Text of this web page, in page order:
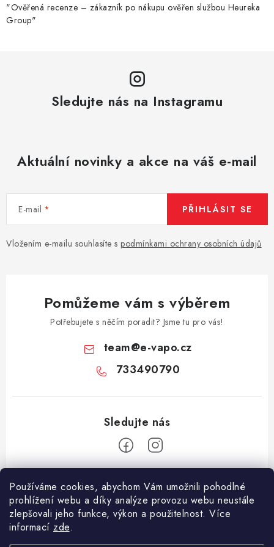
Používáme cookies, abychom Vám umožnili pohodlné
prohlížení webu a díky analýze provozu webu neustále
zlepšovali jeho funkce, výkon a použitelnost. Více
informací zde.
"Ověřená recenze – zákazník po nákupu ověřen službou Heureka
Group"
Sledujte nás na Instagramu
Aktuální novinky a akce na váš e-mail
E-mail
Vložením e-mailu souhlasíte s podmínkami ochrany osobních údajů
PŘIHLÁSIT SE
Pomůžeme vám s výběrem
Potřebujete s něčím poradit? Jsme tu pro vás!
team@e-vapo.cz
733490790
Z
Facebook